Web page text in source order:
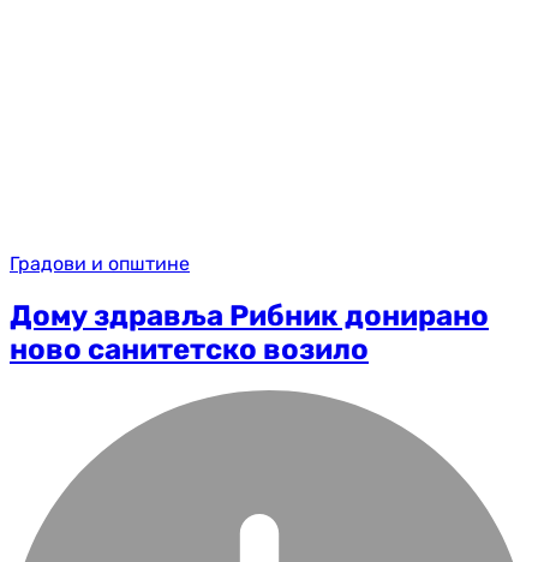
Градови и општине
Дому здравља Рибник донирано
ново санитетско возило